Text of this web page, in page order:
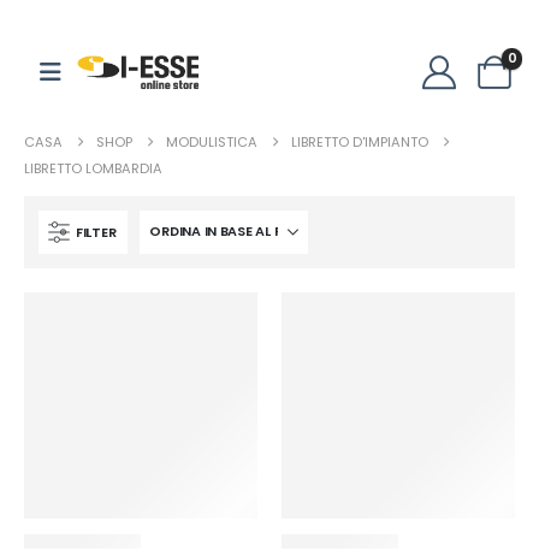
0
CASA SHOP MODULISTICA
LIBRETTO D'IMPIANTO
LIBRETTO LOMBARDIA
FILTER